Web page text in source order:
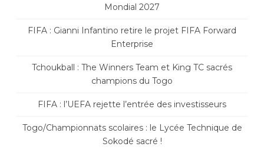
Mondial 2027
FIFA : Gianni Infantino retire le projet FIFA Forward
Enterprise
Tchoukball : The Winners Team et King TC sacrés
champions du Togo
FIFA : l’UEFA rejette l’entrée des investisseurs
Togo/Championnats scolaires : le Lycée Technique de
Sokodé sacré !